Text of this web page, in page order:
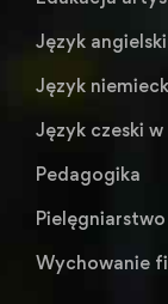
Język
Język
Język czeski
Pedagogika
Pielęgniarstwo
Wychowanie